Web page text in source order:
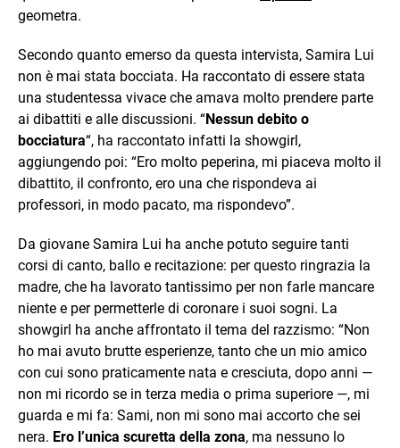
geometra.
Secondo quanto emerso da questa intervista, Samira Lui
non è mai stata bocciata. Ha raccontato di essere stata
una studentessa vivace che amava molto prendere parte
ai dibattiti e alle discussioni. “Nessun debito o
bocciatura“, ha raccontato infatti la showgirl,
aggiungendo poi: “Ero molto peperina, mi piaceva molto il
dibattito, il confronto, ero una che rispondeva ai
professori, in modo pacato, ma rispondevo”.
Da giovane Samira Lui ha anche potuto seguire tanti
corsi di canto, ballo e recitazione: per questo ringrazia la
madre, che ha lavorato tantissimo per non farle mancare
niente e per permetterle di coronare i suoi sogni. La
showgirl ha anche affrontato il tema del razzismo: “Non
ho mai avuto brutte esperienze, tanto che un mio amico
con cui sono praticamente nata e cresciuta, dopo anni —
non mi ricordo se in terza media o prima superiore —, mi
guarda e mi fa: Sami, non mi sono mai accorto che sei
nera. Ero l’unica scuretta della zona, ma nessuno lo